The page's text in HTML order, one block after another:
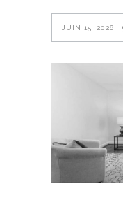
JUIN 15, 2026